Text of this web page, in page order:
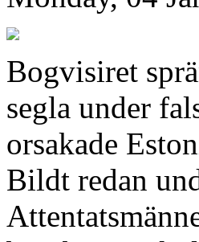
Bogvisiret
segla under
orsakade
Bildt redan